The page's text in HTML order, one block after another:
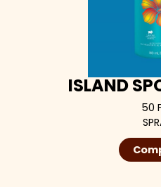
ISLAND
50